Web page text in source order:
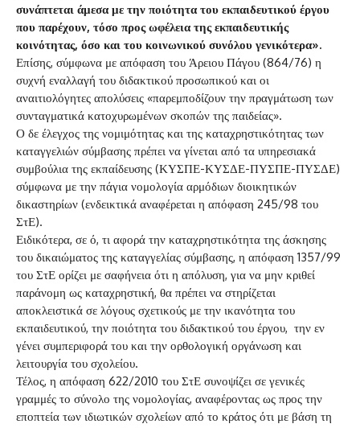
συνάπτεται άμεσα με την ποιότητα του εκπαιδευτικού έργου
που παρέχουν, τόσο προς ωφέλεια της εκπαιδευτικής
κοινότητας, όσο και του κοινωνικού συνόλου γενικότερα».
Επίσης, σύμφωνα με απόφαση του Άρειου Πάγου (864/76) η
συχνή εναλλαγή του διδακτικού προσωπικού και οι
αναιτιολόγητες απολύσεις «παρεμποδίζουν την πραγμάτωση των
συνταγματικά κατοχυρωμένων σκοπών της παιδείας».
Ο δε έλεγχος της νομιμότητας και της καταχρηστικότητας των
καταγγελιών σύμβασης πρέπει να γίνεται από τα υπηρεσιακά
συμβούλια της εκπαίδευσης (ΚΥΣΠΕ-ΚΥΣΔΕ-ΠΥΣΠΕ-ΠΥΣΔΕ)
σύμφωνα με την πάγια νομολογία αρμόδιων διοικητικών
δικαστηρίων (ενδεικτικά αναφέρεται η απόφαση 245/98 του
ΣτΕ).
Ειδικότερα, σε ό, τι αφορά την καταχρηστικότητα της άσκησης
του δικαιώματος της καταγγελίας σύμβασης, η απόφαση 1357/99
του ΣτΕ ορίζει με σαφήνεια ότι η απόλυση, για να μην κριθεί
παράνομη ως καταχρηστική, θα πρέπει να στηρίζεται
αποκλειστικά σε λόγους σχετικούς με την ικανότητα του
εκπαιδευτικού, την ποιότητα του διδακτικού του έργου, την εν
γένει συμπεριφορά του και την ορθολογική οργάνωση και
λειτουργία του σχολείου.
Τέλος, η απόφαση 622/2010 του ΣτΕ συνοψίζει σε γενικές
γραμμές το σύνολο της νομολογίας, αναφέροντας ως προς την
εποπτεία των ιδιωτικών σχολείων από το κράτος ότι με βάση τη